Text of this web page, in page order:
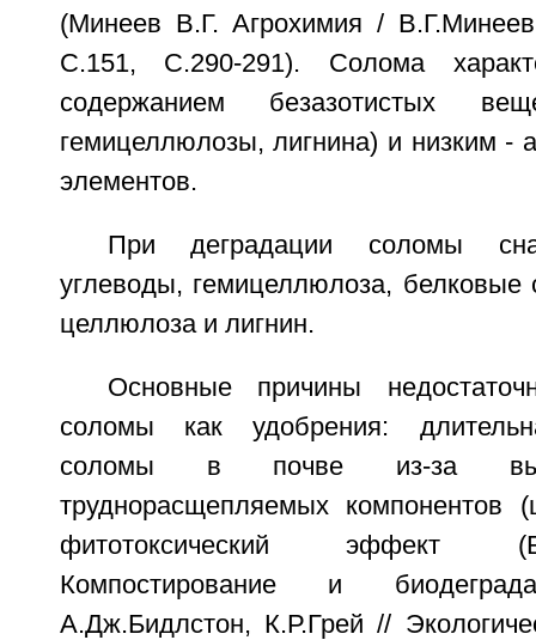
(Минеев В.Г. Агрохимия /
С.151, С.290-291). Солома
содержанием безазотистых
гемицеллюлозы, лигнина) и низким -
элементов.
При деградации соломы
углеводы, гемицеллюлоза, белковые
целлюлоза и лигнин.
Основные причины
соломы как удобрения:
соломы в почве из-за
труднорасщепляемых компонентов
фитотоксический эффект
Компостирование и
А.Дж.Бидлстон, К.Р.Грей //